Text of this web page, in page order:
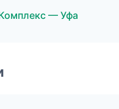
— Уфа